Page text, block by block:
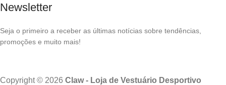
Newsletter
Seja o primeiro a receber as últimas notícias sobre tendências,
promoções e muito mais!
Copyright © 2026 Claw - Loja de Vestuário Desportivo